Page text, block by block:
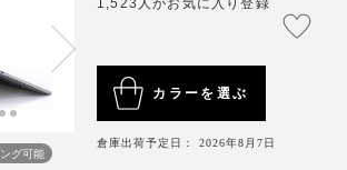
グ可能
1,523人がお気に入り登録
カラーを選ぶ
倉庫出荷予定日： 2026年8月7日